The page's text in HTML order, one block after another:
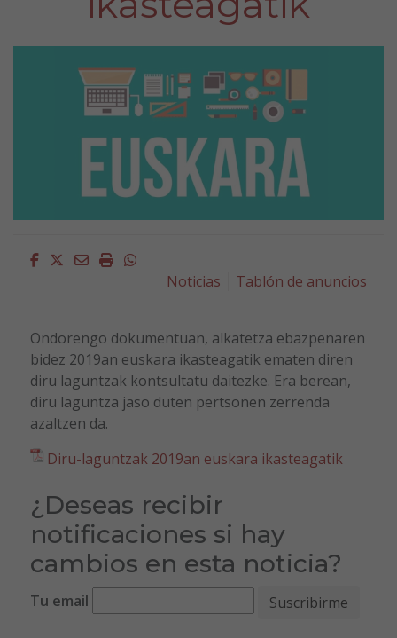
Facebook
Twitter
EmailImprimirWhatsapp
Noticias
Tablón de anuncios
Ondorengo dokumentuan, alkatetza ebazpenaren
bidez 2019an euskara ikasteagatik ematen diren
diru laguntzak kontsultatu daitezke. Era berean,
diru laguntza jaso duten pertsonen zerrenda
azaltzen da.
Diru-laguntzak 2019an euskara ikasteagatik
¿Deseas recibir
notificaciones si hay
cambios en esta noticia?
Tu email